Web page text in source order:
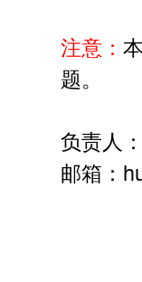
注意：
题。
负责人
邮箱：